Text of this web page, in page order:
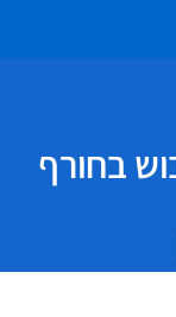
בחורף